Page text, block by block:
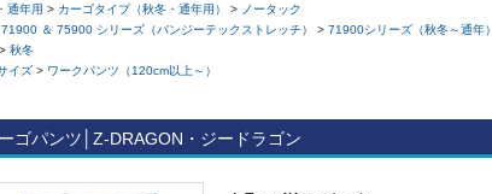
通年用 > カーゴタイプ（秋冬・通年用） > ノータック
71900 ＆ 75900 シリーズ（バンジーテックストレッチ） > 71900シリーズ（秋冬～通年）
> 秋冬
イズ > ワークパンツ（120cm以上～）
ゴパンツ│Z-DRAGON・ジードラゴン